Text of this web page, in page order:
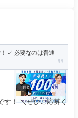
！✓ 必要なのは普通
す！ ＼ぜひご応募く